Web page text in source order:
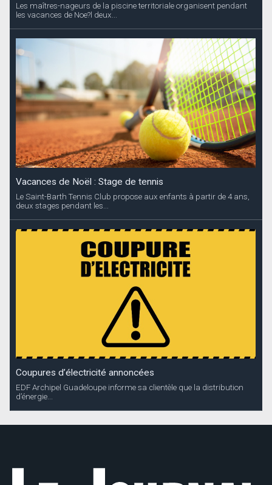
Les maîtres-nageurs de la piscine territoriale organisent pendant
les vacances de Noe?l deux...
Vacances de Noël : Stage de tennis
Le Saint-Barth Tennis Club propose aux enfants à partir de 4 ans,
deux stages pendant les...
Coupures d’électricité annoncées
EDF Archipel Guadeloupe informe sa clientèle que la distribution
d’énergie...